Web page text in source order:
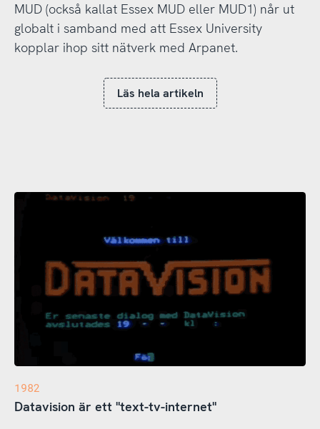
MUD (också kallat Essex MUD eller MUD1) når ut
globalt i samband med att Essex University
kopplar ihop sitt nätverk med Arpanet.
Läs hela artikeln
1982
Datavision är ett "text-tv-internet"